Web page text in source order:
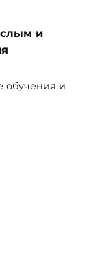
и
обучения и